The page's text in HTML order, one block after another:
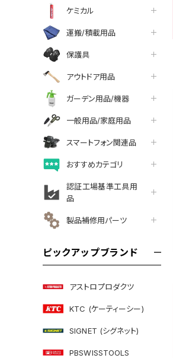
ケミカル
運搬/積載用品
保護具
アウトドア用品
ガーデン用品/機器
一般用品/家庭用品
スマートフォン関連品
おすすめカテゴリ
認証工場基準工具用
品
製品補修用パーツ
ピックアップブランド
アストロプロダクツ
KTC (ケーティーシー)
SIGNET (シグネット)
PBSWISSTOOLS